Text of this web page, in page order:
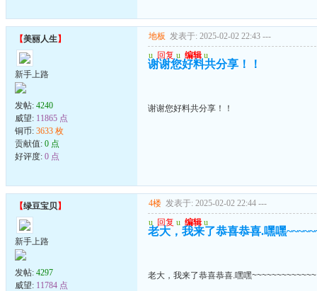
【美丽人生】
新手上路
发帖: 4240
威望: 11865 点
铜币: 3633 枚
贡献值: 0 点
好评度: 0 点
地板 发表于: 2025-02-02 22:43 ---
u 回复 u 编辑 u
谢谢您好料共分享！！
谢谢您好料共分享！！
【绿豆宝贝】
新手上路
发帖: 4297
威望: 11784 点
4楼 发表于: 2025-02-02 22:44 ---
u 回复 u 编辑 u
老大，我来了恭喜恭喜.嘿嘿
老大，我来了恭喜恭喜.嘿嘿~~~~~~~~~~~~~